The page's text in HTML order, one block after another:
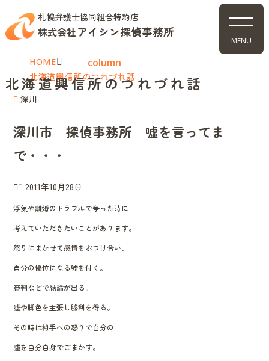
札幌弁護士協同組合特約店
株式会社アイシン探偵事務所
MENU
column
北海道興信所のつれづれ話
HOME
北海道興信所のつれづれ話
深川
深川市 探偵事務所 嘘を言ってま
で・・・
2011年10月28日
浮気や離婚のトラブルで争った時に
考えていただきたいことがあります。
怒りにまかせて感情をぶつけ合い、
自分の優位になる嘘を付く。
審判などで結論が出る。
嘘や脚色を主張し勝利を得る。
その時は相手への怒りで自分の
嘘を自分自身でごまかす。